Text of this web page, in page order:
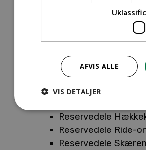
Tilbehør
Tilbehør Walk Behind
Reservedele
Reservedele
Reservedele
Reservedele
Reservedele Ride-
Reservedele
AFVIS ALLE
VIS DETALJER